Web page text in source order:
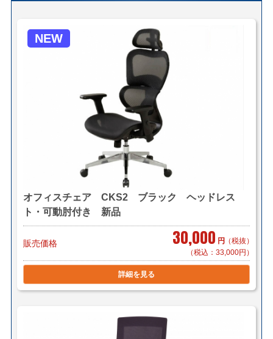
＜自社便＞
＊神奈川、首都圏対応
横浜市内 1,000円（税別）から（軒先渡し ＊簡単な搬
東京都内 5,000円（税別）から
＊お客様のご要望に応じたお渡し方法で送料算出致しま
自社便についてはこちら
＜法人様限定メーカー直送便＞
（利用条件はこちら）
【メーカー配送便(地域限定)】＊搬入まで
2,400円～/1件（税別）でお届け致します。
＊対応可能地域「東京23区内」「横浜・川崎」「千葉県
一部(東京より千葉市まで」
＊物量、商品のよってお見積り致します。
＊階段作業、経路養生は別途見積もりとなります。
＊組立対応可 組立費 850円/1脚（税別）
2,400円～/1脚（税別）でお届け致します。
＊お届け地域によってお見積り致します。
NEW
オフィスチェア CKS2 ブラック ヘッドレス
ト・可動肘付き 新品
販売価格 30,000 円 （税抜）
（税込：33,000円）
詳細を見る